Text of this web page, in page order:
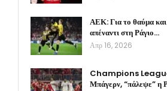
ΑΕΚ: Για το θαύμα
απέναντι στη Ράγιο…
Απρ 16, 2026
Champions
Μπάγερν, “πάλεψε” η